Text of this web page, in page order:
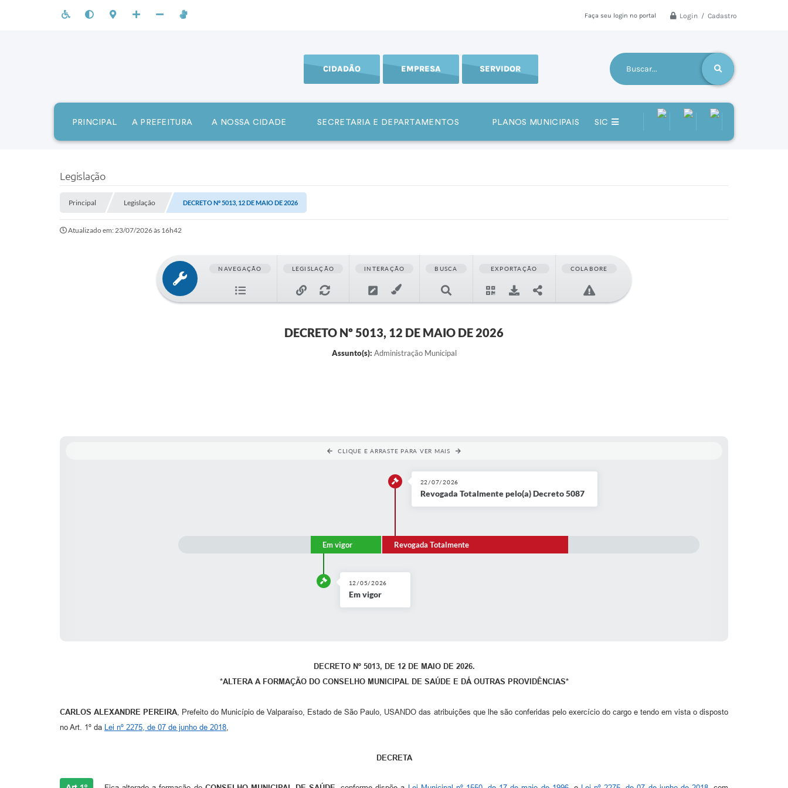
Faça seu login no portal Login / Cadastro
CIDADÃO EMPRESA SERVIDOR
PRINCIPAL A PREFEITURA A NOSSA CIDADE SECRETARIA E DEPARTAMENTOS PLANOS MUNICIPAIS SIC
Legislação
Principal Legislação DECRETO Nº 5013, 12 DE MAIO DE 2026
Atualizado em: 23/07/2026 às 16h42
NAVEGAÇÃO LEGISLAÇÃO INTERAÇÃO BUSCA EXPORTAÇÃO COLABORE
DECRETO Nº 5013, 12 DE MAIO DE 2026
Assunto(s): Administração Municipal
CLIQUE E ARRASTE PARA VER MAIS
Em vigor
12/05/2026
Em vigor
Revogada Totalmente
22/07/2026
Revogada Totalmente pelo(a) Decreto 5087
DECRETO Nº 5013, DE 12 DE MAIO DE 2026.
*ALTERA A FORMAÇÃO DO CONSELHO MUNICIPAL DE SAÚDE E DÁ OUTRAS PROVIDÊNCIAS*
CARLOS ALEXANDRE PEREIRA, Prefeito do Município de Valparaíso, Estado de São Paulo, USANDO das atribuições que lhe são conferidas pelo exercício do cargo e tendo em vista o disposto
no Art. 1º da Lei nº 2275, de 07 de junho de 2018,
DECRETA